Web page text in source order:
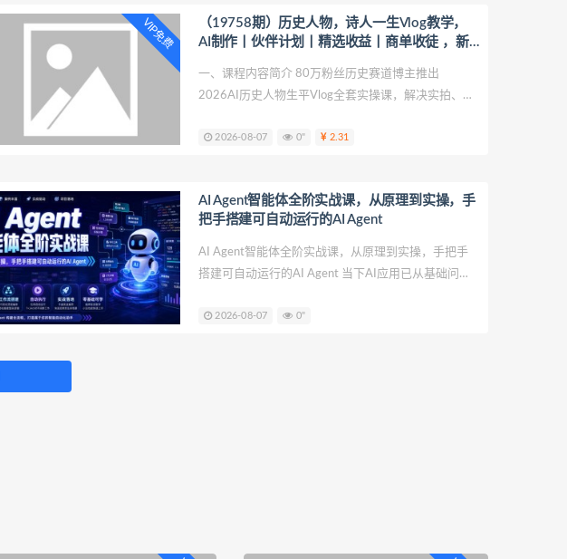
VIP免费
（19758期）历史人物，诗人一生Vlog教学，
AI制作丨伙伴计划丨精选收益丨商单收徒 ，新
一、课程内容简介 80万粉丝历史赛道博主推出
2026AI历史人物生平Vlog全套实操课，解决实拍、出
依次教学分镜提示词、AI视频生成、配音、剪辑完整
2026-08-07 0" 2.31
AI Agent智能体全阶实战课，从原理到实操，手
把手搭建可自动运行的AI Agent
AI Agent智能体全阶实战课，从原理到实操，手把手
搭建可自动运行的AI Agent 当下AI应用已从基础问答
Agent智能体时代。但多数新手学习者
2026-08-07 0"